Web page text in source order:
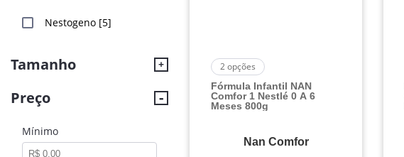
Nestogeno [5]
Tamanho
Preço
Mínimo
2opções
Fórmula Infantil NAN
Comfor 1 Nestlé 0 A 6
Meses 800g
Nan Comfor